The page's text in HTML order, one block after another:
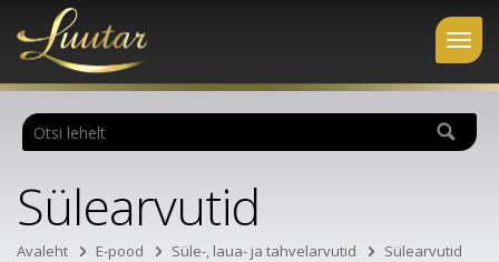
Sülearvutid
Avaleht E-pood Süle-, laua- ja tahvelarvutid Sülearvutid